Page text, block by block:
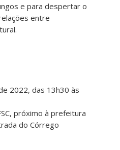
e para despertar o
entre
2022, das 13h30 às
próximo à prefeitura
do Córrego